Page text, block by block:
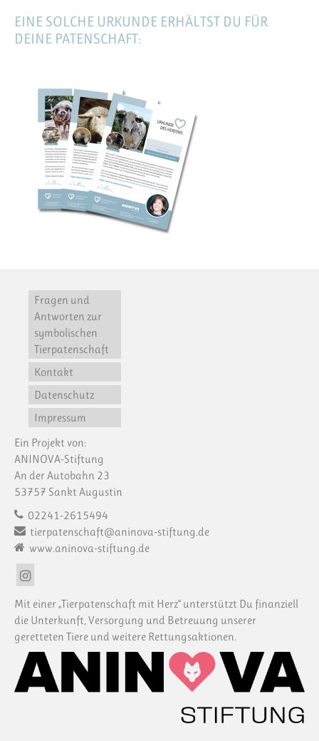
EINE SOLCHE URKUNDE ERHÄLTST DU FÜR
DEINE PATENSCHAFT:
Fragen und
Antworten zur
symbolischen
Tierpatenschaft
Kontakt
Datenschutz
Impressum
Ein Projekt von:
ANINOVA-Stiftung
An der Autobahn 23
53757 Sankt Augustin
02241-2615494
tierpatenschaft@aninova-stiftung.de
www.aninova-stiftung.de
Mit einer „Tierpatenschaft mit Herz“ unterstützt Du finanziell
die Unterkunft, Versorgung und Betreuung unserer
geretteten Tiere und weitere Rettungsaktionen.